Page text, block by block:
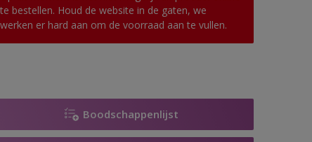
te bestellen. Houd de website in de gaten, we
werken er hard aan om de voorraad aan te vullen.
Boodschappenlijst